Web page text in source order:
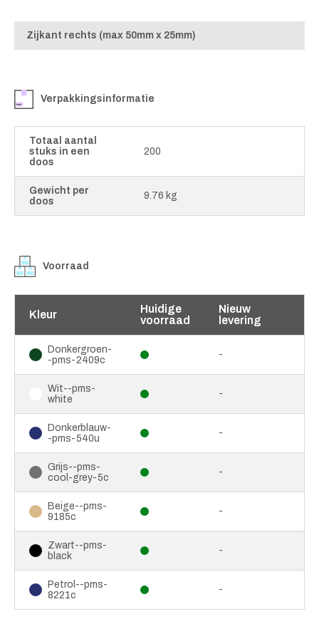
Zijkant rechts (max 50mm x 25mm)
Verpakkingsinformatie
Totaal aantal
stuks in een
doos
200
Gewicht per
doos
9.76 kg
Voorraad
Kleur
Huidige
voorraad
Nieuw
levering
Donkergroen-
-pms-2409c
-
Wit--pms-
white
-
Donkerblauw-
-pms-540u
-
Grijs--pms-
cool-grey-5c
-
Beige--pms-
9185c
-
Zwart--pms-
black
-
Petrol--pms-
8221c
-